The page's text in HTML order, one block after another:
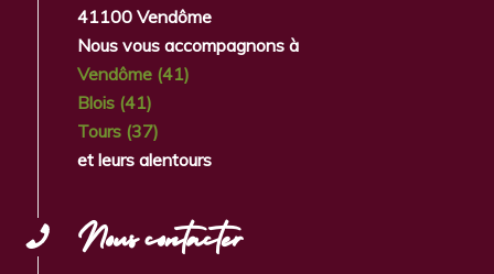
41100 Vendôme
Nous vous accompagnons à
Vendôme (41)
Blois (41)
Tours (37)
et leurs alentours
Nous contacter